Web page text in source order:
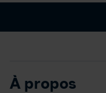
À propos